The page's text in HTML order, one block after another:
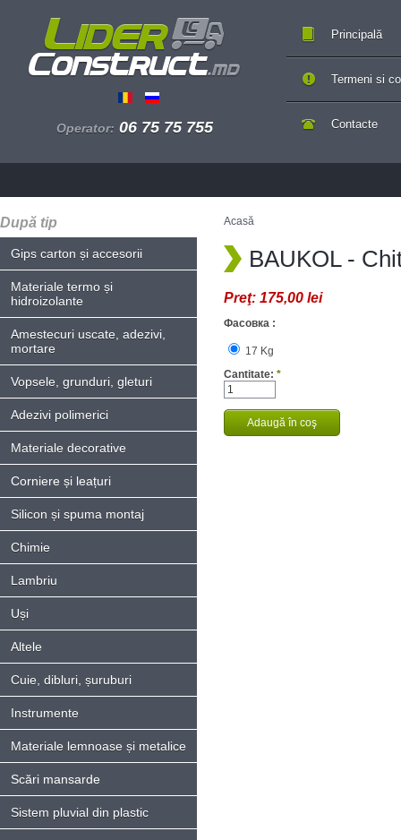
Operator: 06 75 75 755
Principală
Contacte
Termeni si
După tip
Gips carton și accesorii
Materiale termo și
hidroizolante
Amestecuri uscate, adezivi,
mortare
Vopsele, grunduri, gleturi
Adezivi polimerici
Materiale decorative
Corniere și leațuri
Silicon și spuma montaj
Chimie
Lambriu
Uși
Altele
Cuie, dibluri, șuruburi
Instrumente
Materiale lemnoase și metalice
Scări mansarde
Sistem pluvial din plastic
Acasă
BAUKOL -
Preţ: 175,00 lei
Фасовка :
17 Kg
Cantitate: *